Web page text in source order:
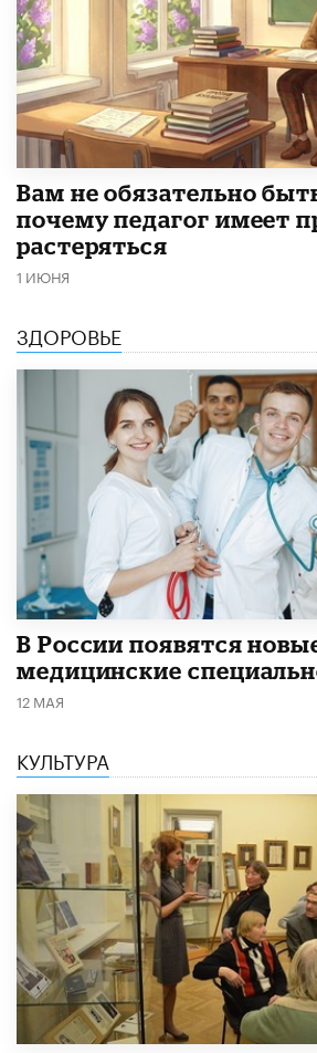
​Вам не обязательно
почему педагог имеет
растеряться
1 ИЮНЯ
ЗДОРОВЬЕ
В России появятся
медицинские
12 МАЯ
КУЛЬТУРА